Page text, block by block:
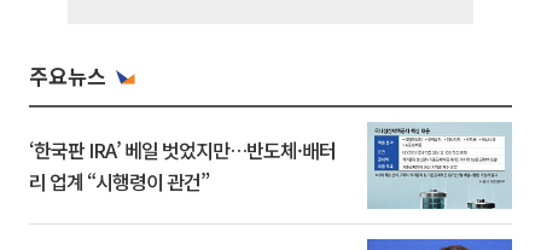
주요뉴스
‘한국판 IRA’ 베일 벗었지만…반도체·배터
리 업계 “시행령이 관건”